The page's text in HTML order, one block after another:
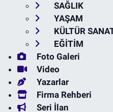
SAĞLIK
YAŞAM
KÜLTÜR
EĞİTİM
Foto Galeri
Video
Yazarlar
Firma Rehberi
Seri İlan